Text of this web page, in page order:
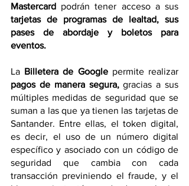
Mastercard
tarjetas de programas de lealtad, sus
pases de abordaje y boletos para
eventos.
La Billetera de Google
pagos de manera segura, gracias a sus
múltiples medidas de seguridad que se
suman a las que ya tienen las tarjetas de
Santander. Entre ellas, el token digital,
es decir, el uso de un número digital
específico y asociado con un código de
seguridad que cambia con cada
transacción previniendo el fraude, y el